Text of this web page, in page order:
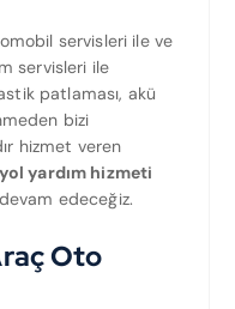
servisleri ile ve
servisleri ile
patlaması, akü
bizi
hizmet veren
yol yardım hizmeti
edeceğiz.
Oto